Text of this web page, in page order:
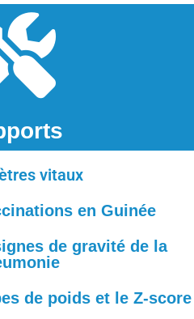
vitaux
en Guinée
de gravité de la
de poids et le Z-score